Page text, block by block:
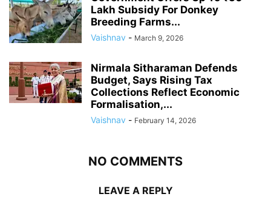
Lakh Subsidy For Donkey
Breeding Farms...
Vaishnav - March 9, 2026
Nirmala Sitharaman Defends
Budget, Says Rising Tax
Collections Reflect Economic
Formalisation,...
Vaishnav - February 14, 2026
NO COMMENTS
LEAVE A REPLY